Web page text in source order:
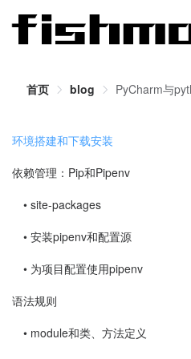
首页 blog PyCharm与
环境搭建和下载安装
依赖管理：Pip和Pipenv
• site-packages
• 安装pipenv和配置源
• 为项目配置使用pipenv
语法规则
• module和类、方法定义